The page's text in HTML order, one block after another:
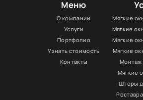
Меню
О компании
Услуги
Портфолио
Узнать стоимость
Контакты
Мягкие
Мягкие
Мягкие
Мягкие
Монтаж
Мягкие
Шторы